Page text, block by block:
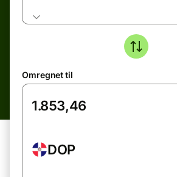
Omregnet til
DOP